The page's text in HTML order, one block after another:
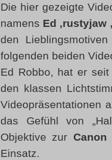
Die hier gezeigte
namens Ed ‚rustyjaw
den
folgenden beiden
Ed Robbo, hat er
den klassen
Videopräsentationen
das Gefühl von
Objektive zur Canon
Einsatz.